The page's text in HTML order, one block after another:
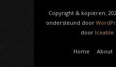
Copyright & kopiëren;
ondersteund door
door Iceable
Home About